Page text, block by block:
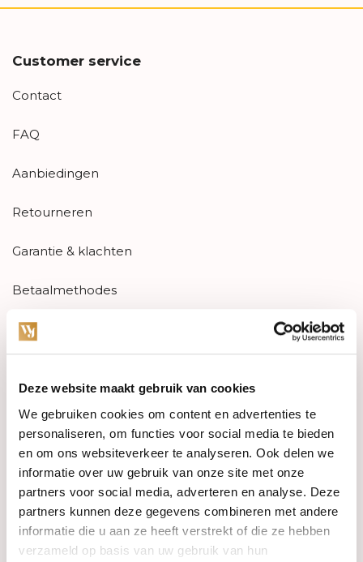
Deze website maakt gebruik van cookies
We gebruiken cookies om content en advertenties te
personaliseren, om functies voor social media te bieden
en om ons websiteverkeer te analyseren. Ook delen we
informatie over uw gebruik van onze site met onze
partners voor social media, adverteren en analyse. Deze
partners kunnen deze gegevens combineren met andere
informatie die u aan ze heeft verstrekt of die ze hebben
verzameld op basis van uw gebruik van hun
Customer service
Contact
FAQ
Aanbiedingen
Retourneren
Garantie & klachten
Betaalmethodes
Sitemap
Categories
Watches
Jewellery
Wedding rings
PRE-OWNED